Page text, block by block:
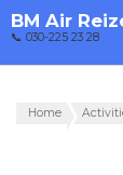
BM Air
📞 030-225 23 28
Home